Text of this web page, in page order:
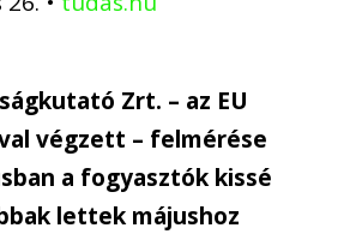
Zrt. – az EU
végzett – felmérése
a fogyasztók kissé
lettek májushoz